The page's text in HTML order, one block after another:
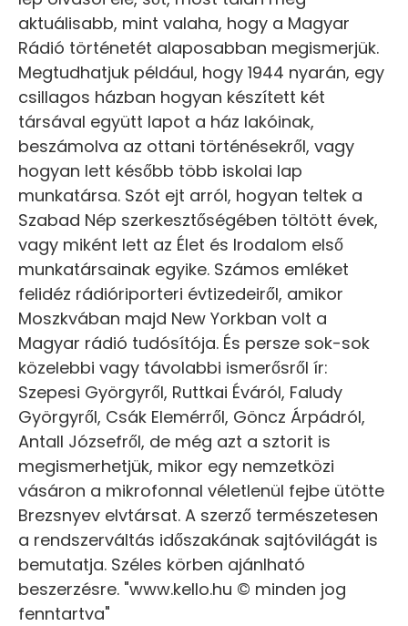
aktuálisabb, mint valaha, hogy a Magyar
Rádió történetét alaposabban megismerjük.
Megtudhatjuk például, hogy 1944 nyarán, egy
csillagos házban hogyan készített két
társával együtt lapot a ház lakóinak,
beszámolva az ottani történésekről, vagy
hogyan lett később több iskolai lap
munkatársa. Szót ejt arról, hogyan teltek a
Szabad Nép szerkesztőségében töltött évek,
vagy miként lett az Élet és Irodalom első
munkatársainak egyike. Számos emléket
felidéz rádióriporteri évtizedeiről, amikor
Moszkvában majd New Yorkban volt a
Magyar rádió tudósítója. És persze sok-sok
közelebbi vagy távolabbi ismerősről ír:
Szepesi Györgyről, Ruttkai Éváról, Faludy
Györgyről, Csák Elemérről, Göncz Árpádról,
Antall Józsefről, de még azt a sztorit is
megismerhetjük, mikor egy nemzetközi
vásáron a mikrofonnal véletlenül fejbe ütötte
Brezsnyev elvtársat. A szerző természetesen
a rendszerváltás időszakának sajtóvilágát is
bemutatja. Széles körben ajánlható
beszerzésre. "www.kello.hu © minden jog
fenntartva"